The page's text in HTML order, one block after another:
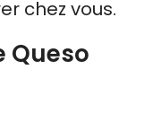
chez vous.
Queso